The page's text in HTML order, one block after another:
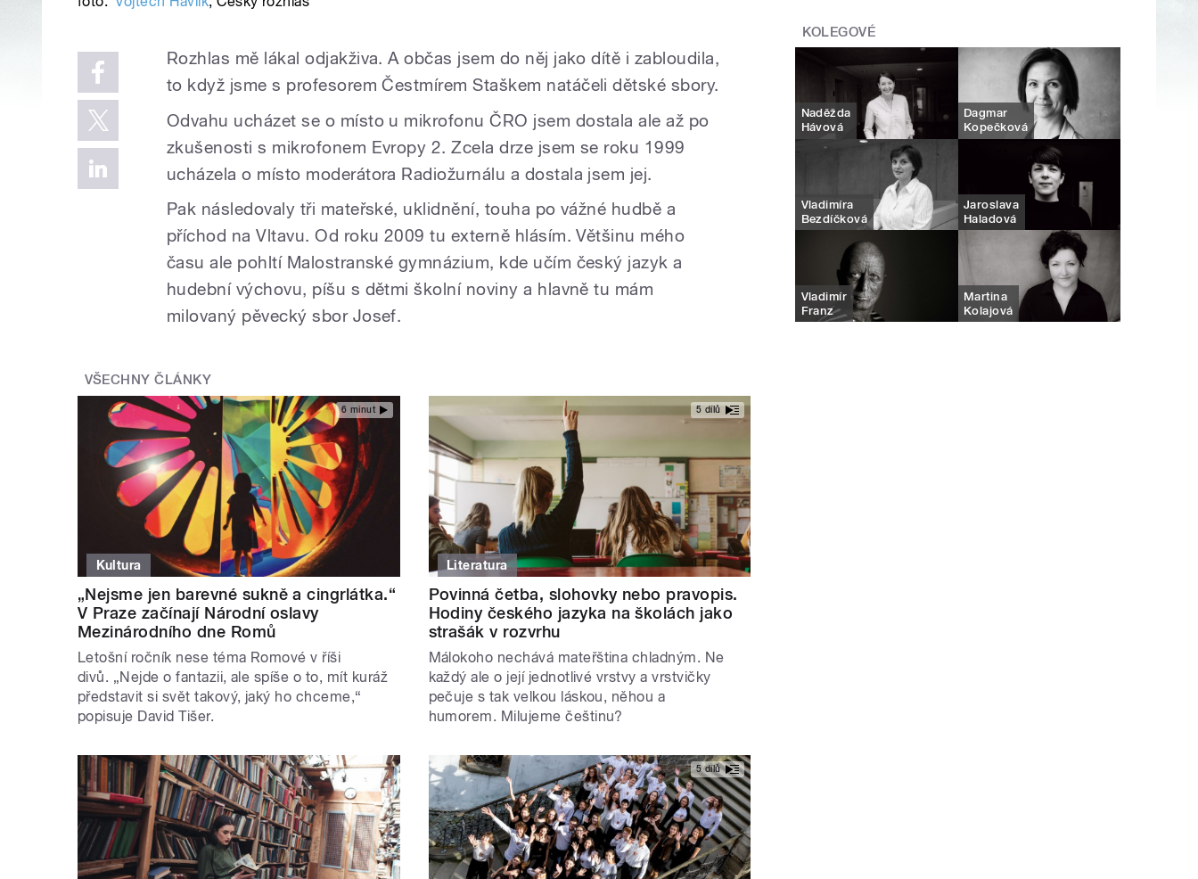
Rozhlas mě lákal odjakživa. A občas jsem do něj jako dítě i zabloudila,
to když jsme s profesorem Čestmírem Staškem natáčeli dětské sbory.
Odvahu ucházet se o místo u mikrofonu ČRO jsem dostala ale až po
zkušenosti s mikrofonem Evropy 2. Zcela drze jsem se roku 1999
ucházela o místo moderátora Radiožurnálu a dostala jsem jej.
Pak následovaly tři mateřské, uklidnění, touha po vážné hudbě a
příchod na Vltavu. Od roku 2009 tu externě hlásím. Většinu mého
času ale pohltí Malostranské gymnázium, kde učím český jazyk a
hudební výchovu, píšu s dětmi školní noviny a hlavně tu mám
milovaný pěvecký sbor Josef.
VŠECHNY ČLÁNKY
6 minut
Kultura
„Nejsme jen barevné sukně a cingrlátka.“
V Praze začínají Národní oslavy
Mezinárodního dne Romů
Letošní ročník nese téma Romové v říši
divů. „Nejde o fantazii, ale spíše o to, mít kuráž
představit si svět takový, jaký ho chceme,“
popisuje David Tišer.
5 dílů
Literatura
Povinná četba, slohovky nebo pravopis.
Hodiny českého jazyka na školách jako
strašák v rozvrhu
Málokoho nechává mateřština chladným. Ne
každý ale o její jednotlivé vrstvy a vrstvičky
pečuje s tak velkou láskou, něhou a
humorem. Milujeme češtinu?
5 dílů
KOLEGOVÉ
Naděžda
Hávová
Dagmar
Kopečková
Vladimíra
Bezdíčková
Jaroslava
Haladová
Vladimír
Franz
Martina
Kolajová